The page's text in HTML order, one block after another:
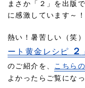
まさか「２」を出版
に感激しています～
熱い！暑苦しい（笑
ート黄金レシピ
２
のご紹介を、 こちら
よかったらご覧にな